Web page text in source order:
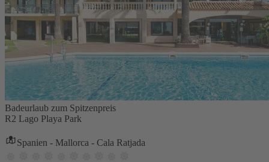
Badeurlaub zum Spitzenpreis
R2 Lago Playa Park
Spanien - Mallorca - Cala Ratjada